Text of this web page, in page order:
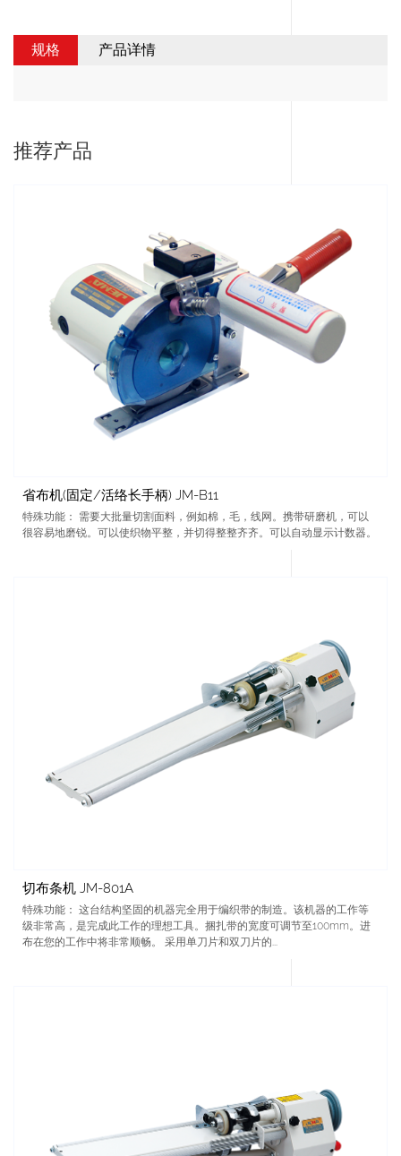
规格 产品详情
推荐产品
省布机(固定/活络长手柄) JM-B11
特殊功能： 需要大批量切割面料，例如棉，毛，线网。携带研磨机，可以
很容易地磨锐。可以使织物平整，并切得整整齐齐。可以自动显示计数器。
切布条机 JM-801A
特殊功能： 这台结构坚固的机器完全用于编织带的制造。该机器的工作等
级非常高，是完成此工作的理想工具。捆扎带的宽度可调节至100mm。进
布在您的工作中将非常顺畅。 采用单刀片和双刀片的...